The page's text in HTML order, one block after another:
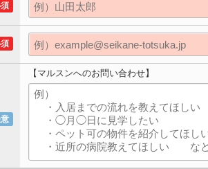
【マルスンへのお問い合わせ】